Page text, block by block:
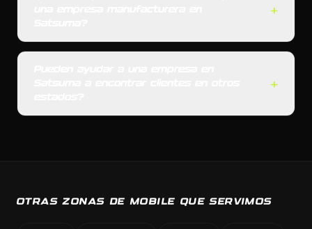
+
+
OTRAS ZONAS DE MOBILE QUE SERVIMOS